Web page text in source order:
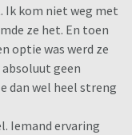
In mijn hoofd
het komt er
het ooit weer
‘het leven’ moet
om me heen.
Ik kom niet weg met
ze het. En toen
optie was werd ze
geen
dan wel heel streng
Iemand ervaring